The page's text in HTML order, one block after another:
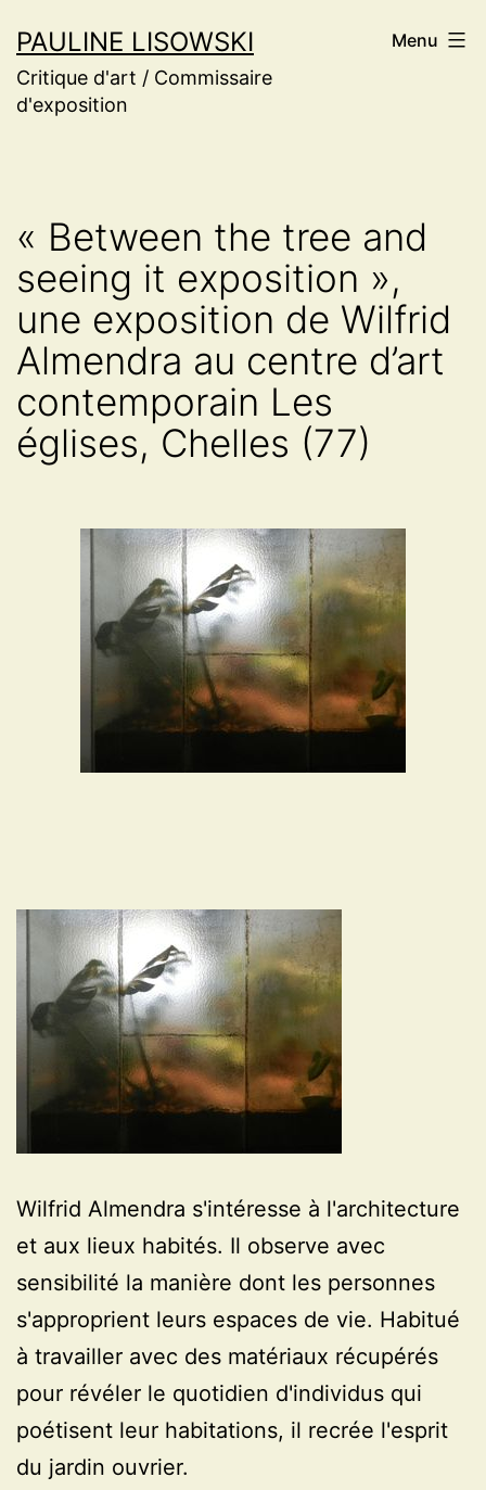
au
contenu
PAULINE LISOWSKI
Critique d'art / Commissaire
d'exposition
Menu
« Between the tree and
seeing it exposition »,
une exposition de Wilfrid
Almendra au centre d’art
contemporain Les
églises, Chelles (77)
Wilfrid Almendra s'intéresse à l'architecture
et aux lieux habités. Il observe avec
sensibilité la manière dont les personnes
s'approprient leurs espaces de vie. Habitué
à travailler avec des matériaux récupérés
pour révéler le quotidien d'individus qui
poétisent leur habitations, il recrée l'esprit
du jardin ouvrier.